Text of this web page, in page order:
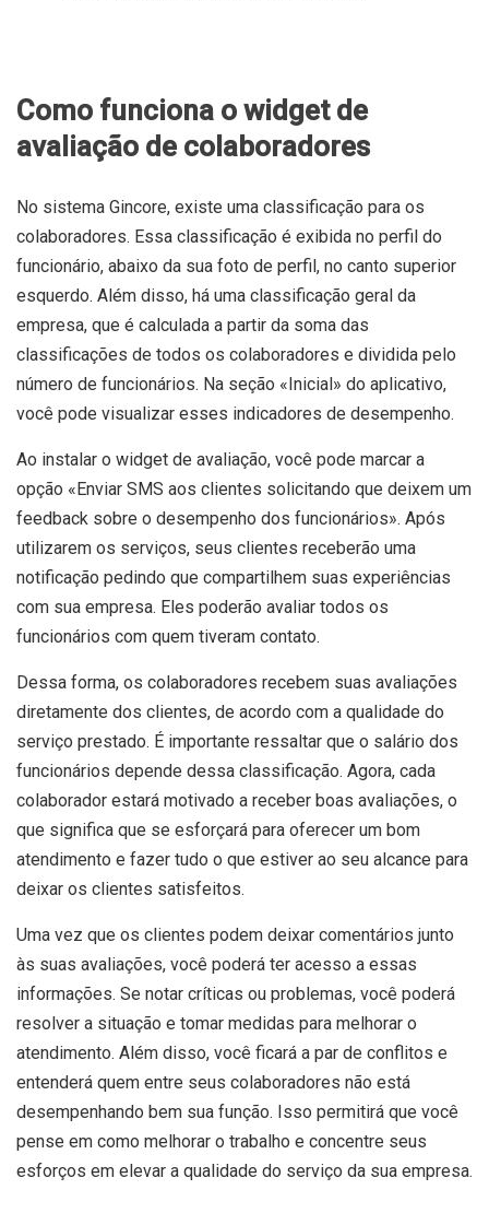
Como funciona o widget de
avaliação de colaboradores
No sistema Gincore, existe uma classificação para os
colaboradores. Essa classificação é exibida no perfil do
funcionário, abaixo da sua foto de perfil, no canto superior
esquerdo. Além disso, há uma classificação geral da
empresa, que é calculada a partir da soma das
classificações de todos os colaboradores e dividida pelo
número de funcionários. Na seção «Inicial» do aplicativo,
você pode visualizar esses indicadores de desempenho.
Ao instalar o widget de avaliação, você pode marcar a
opção «Enviar SMS aos clientes solicitando que deixem um
feedback sobre o desempenho dos funcionários». Após
utilizarem os serviços, seus clientes receberão uma
notificação pedindo que compartilhem suas experiências
com sua empresa. Eles poderão avaliar todos os
funcionários com quem tiveram contato.
Dessa forma, os colaboradores recebem suas avaliações
diretamente dos clientes, de acordo com a qualidade do
serviço prestado. É importante ressaltar que o salário dos
funcionários depende dessa classificação. Agora, cada
colaborador estará motivado a receber boas avaliações, o
que significa que se esforçará para oferecer um bom
atendimento e fazer tudo o que estiver ao seu alcance para
deixar os clientes satisfeitos.
Uma vez que os clientes podem deixar comentários junto
às suas avaliações, você poderá ter acesso a essas
informações. Se notar críticas ou problemas, você poderá
resolver a situação e tomar medidas para melhorar o
atendimento. Além disso, você ficará a par de conflitos e
entenderá quem entre seus colaboradores não está
desempenhando bem sua função. Isso permitirá que você
pense em como melhorar o trabalho e concentre seus
esforços em elevar a qualidade do serviço da sua empresa.